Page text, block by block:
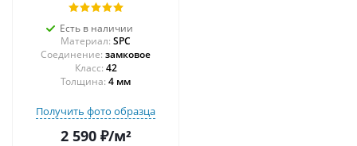
Есть в наличии
Материал: SPC
Соединение: замковое
42
Толщина: 4 мм
Получить фото образца
2 590₽/м²